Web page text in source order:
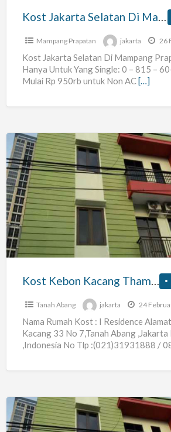
Kost Jakarta Selatan Di Mampang Prapatan Pria/wanita
Mampang Prapatan jakarta 26
Kost Jakarta Selatan Di Mampang
Hanya Untuk Yang Single: 0 – 815 –
Mulai Rp 950rb untuk Non AC[…]
Kost
Kebon
Kacang
Thamrin,plaza
Indonesia,tanah
Abang
Kost Kebon Kacang Thamrin,plaza Indonesia,tanah Abang
Tanah Abang jakarta 24
Nama Rumah Kost : I Residence
Kacang 33 No 7,Tanah Abang
,Indonesia No Tlp :(021)31931888 /
Kost